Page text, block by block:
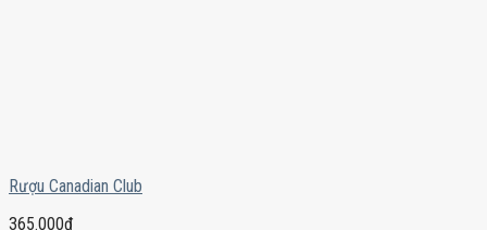
Rượu Canadian Club
365.000₫